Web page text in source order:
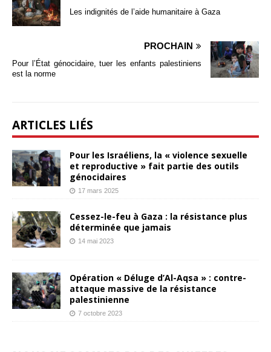
Les indignités de l’aide humanitaire à Gaza
PROCHAIN
Pour l’État génocidaire, tuer les enfants palestiniens
est la norme
ARTICLES LIÉS
Pour les Israéliens, la « violence sexuelle
et reproductive » fait partie des outils
génocidaires
17 mars 2025
Cessez-le-feu à Gaza : la résistance plus
déterminée que jamais
14 mai 2023
Opération « Déluge d’Al-Aqsa » : contre-
attaque massive de la résistance
palestinienne
7 octobre 2023